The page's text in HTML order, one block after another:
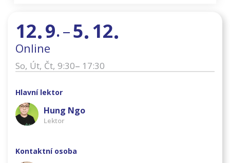
12.9.–5.12.
Online
So, Út, Čt, 9:30– 17:30
Hlavní lektor
Hung Ngo
Lektor
Kontaktní osoba